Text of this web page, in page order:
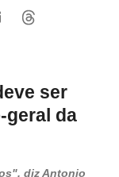
ser
geral da
diz Antonio